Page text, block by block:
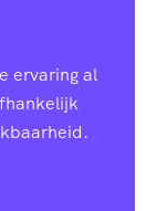
ervaring al